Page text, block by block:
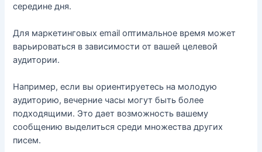
середине дня.
Для маркетинговых email оптимальное время может
варьироваться в зависимости от вашей целевой
аудитории.
Например, если вы ориентируетесь на молодую
аудиторию, вечерние часы могут быть более
подходящими. Это дает возможность вашему
сообщению выделиться среди множества других
писем.